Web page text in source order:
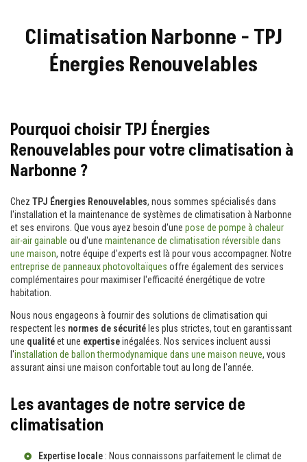
Climatisation Narbonne - TPJ
Énergies Renouvelables
Pourquoi choisir TPJ Énergies
Renouvelables pour votre climatisation à
Narbonne ?
Chez TPJ Énergies Renouvelables, nous sommes spécialisés dans
l'installation et la maintenance de systèmes de climatisation à Narbonne
et ses environs. Que vous ayez besoin d'une pose de pompe à chaleur
air-air gainable ou d'une maintenance de climatisation réversible dans
une maison, notre équipe d'experts est là pour vous accompagner. Notre
entreprise de panneaux photovoltaïques offre également des services
complémentaires pour maximiser l'efficacité énergétique de votre
habitation.
Nous nous engageons à fournir des solutions de climatisation qui
respectent les normes de sécurité les plus strictes, tout en garantissant
une qualitéet une expertiseinégalées. Nos services incluent aussi
l'installation de ballon thermodynamique dans une maison neuve, vous
assurant ainsi une maison confortable tout au long de l'année.
Les avantages de notre service de
climatisation
Expertise locale : Nous connaissons parfaitement le climat de